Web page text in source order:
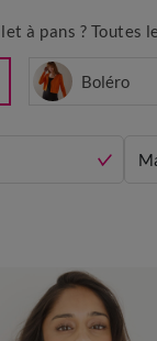
à pans ?
Boléro